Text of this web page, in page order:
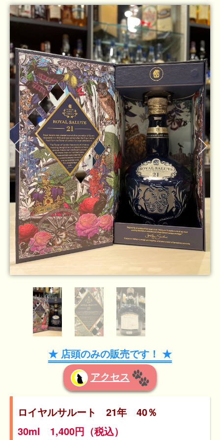
★ 店頭のみの販売です！ ★
アクセス
ロイヤルサルート 21年 40％
30ml 1,400円（税込）